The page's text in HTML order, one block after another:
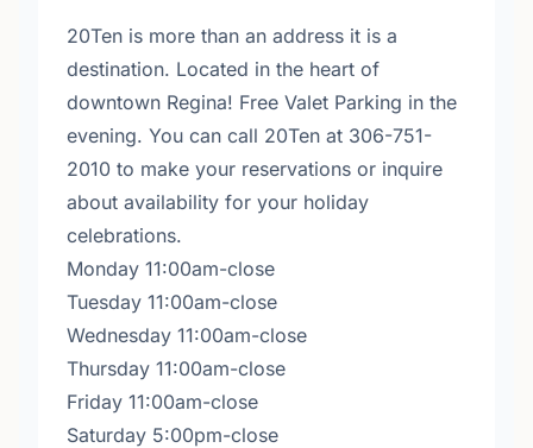
20Ten is more than an address it is a
destination. Located in the heart of
downtown Regina! Free Valet Parking in the
evening. You can call 20Ten at 306-751-
2010 to make your reservations or inquire
about availability for your holiday
celebrations.
Monday 11:00am-close
Tuesday 11:00am-close
Wednesday 11:00am-close
Thursday 11:00am-close
Friday 11:00am-close
Saturday 5:00pm-close